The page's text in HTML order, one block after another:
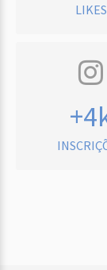
LIKES